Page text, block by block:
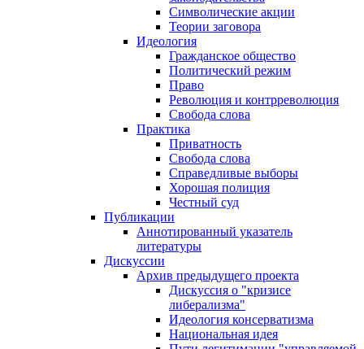
Символические акции
Теории заговора
Идеология
Гражданское общество
Политический режим
Право
Революция и контрреволюция
Свобода слова
Практика
Приватность
Свобода слова
Справедливые выборы
Хорошая полиция
Честный суд
Публикации
Аннотированный указатель
литературы
Дискуссии
Архив предыдущего проекта
Дискуссия о "кризисе
либерализма"
Идеология консерватизма
Национальная идея